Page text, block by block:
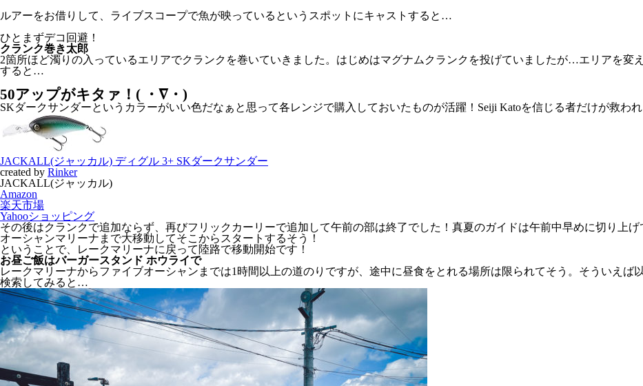
ルアーをお借りして、ライブスコープで魚が映っているというスポットにキャストすると…
ひとまずデコ回避！
クランク巻き太郎
2箇所ほど濁りの入っているエリアでクランクを巻いていきました。はじめはマグナムクランクを投げていましたが…エリアを変
すると…
50アップがキタァ！( ・∇・)
SKダークサンダーというカラーがいい色だなぁと思って各レンジで購入しておいたものが活躍！Seiji Katoを信じる者だけが救わ
JACKALL(ジャッカル) ディグル 3+ SKダークサンダー
created by Rinker
JACKALL(ジャッカル)
Amazon
楽天市場
Yahooショッピング
その後はクランクで追加ならず、再びフリックカーリーで追加して午前の部は終了でした！真夏のガイドは午前中早めに切り上
オーシャンマリーナまで大移動してそこからスタートするそう！
ということで、レークマリーナに戻って陸路で移動開始です！
お昼ご飯はバーガースタンド ホウライで
レークマリーナからファイブオーシャンまでは1時間以上の道のりですが、途中に昼食をとれる場所は限られてそう。そういえば
検索してみると…